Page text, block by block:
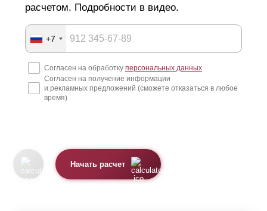
расчетом. Подробности в видео.
+7
Согласен на обработку персональных данных
Согласен на получение информации
и рекламных предложений (сможете отказаться в любое
время)
Начать расчет